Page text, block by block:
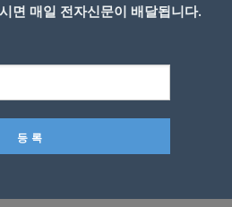
면 매일 전자신문이 배달됩니다.